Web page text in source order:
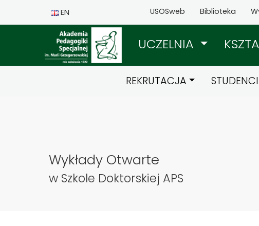
EN USOSweb Biblioteka
UCZELNIA
REKRUTACJA STUDENCI
Wykłady Otwarte
w Szkole Doktorskiej APS